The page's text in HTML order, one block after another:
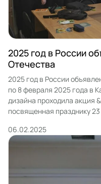
2025 год в России
Отечества
2025 год в России
по 8 февраля 2025 года в
дизайна проходила акция
посвященная празднику
группе мечети Аль-
СВО
06.02.2025